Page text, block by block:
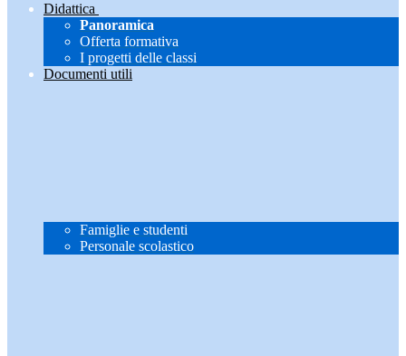
Didattica
Panoramica
Offerta formativa
I progetti delle classi
Documenti utili
Famiglie e studenti
Personale scolastico